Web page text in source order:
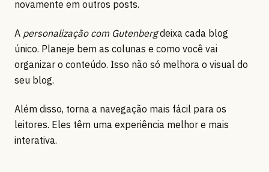
novamente em outros posts.
A personalização com Gutenbergdeixa cada blog
único. Planeje bem as colunas e como você vai
organizar o conteúdo. Isso não só melhora o visual do
seu blog.
Além disso, torna a navegação mais fácil para os
leitores. Eles têm uma experiência melhor e mais
interativa.